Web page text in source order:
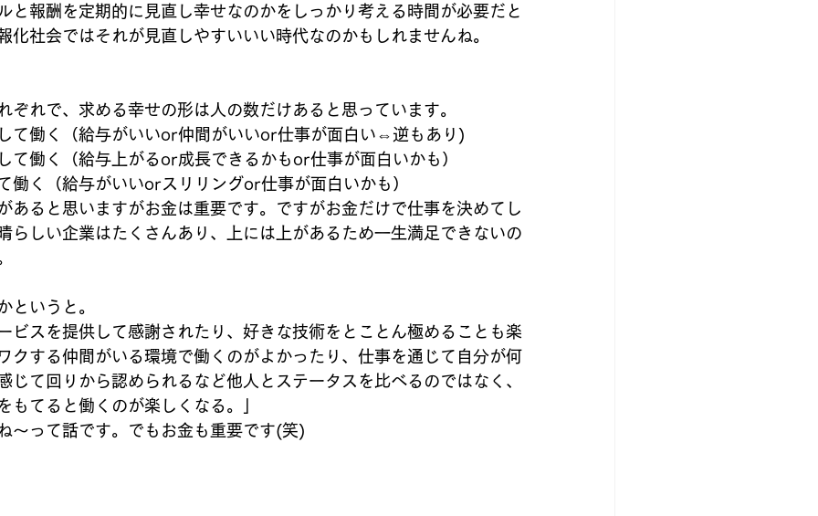
と報酬を定期的に見直し幸せなのかをしっかり考える時間が必要だと
化社会ではそれが見直しやすいいい時代なのかもしれませんね。
ぞれで、求める幸せの形は人の数だけあると思っています。
て働く（給与がいいor仲間がいいor仕事が面白い⇔逆もあり)
て働く（給与上がるor成長できるかもor仕事が面白いかも）
働く（給与がいいorスリリングor仕事が面白いかも）
あると思いますがお金は重要です。ですがお金だけで仕事を決めてし
らしい企業はたくさんあり、上には上があるため一生満足できないの
というと。
ビスを提供して感謝されたり、好きな技術をとことん極めることも楽
クする仲間がいる環境で働くのがよかったり、仕事を通じて自分が何
じて回りから認められるなど他人とステータスを比べるのではなく、
もてると働くのが楽しくなる。」
～って話です。でもお金も重要です(笑)